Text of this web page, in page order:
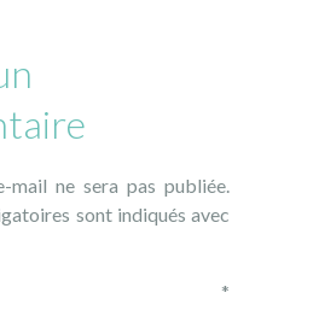
mail ne sera pas publiée.
sont indiqués avec
*